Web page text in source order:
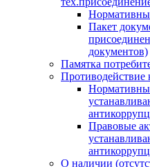
Пакет
документов)
Памятка
Противодействие
Правовые
О наличии